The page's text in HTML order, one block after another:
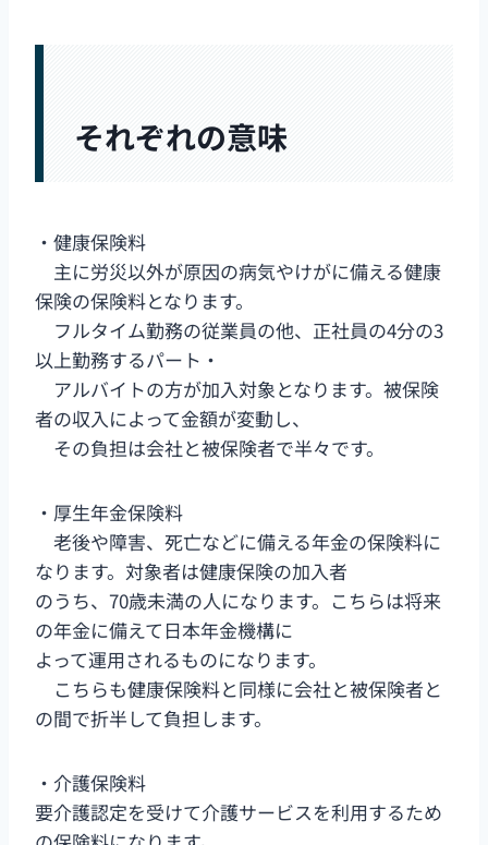
それぞれの意味
・健康保険料
主に労災以外が原因の病気やけがに備える健康
保険の保険料となります。
フルタイム勤務の従業員の他、正社員の4分の3
以上勤務するパート・
アルバイトの方が加入対象となります。被保険
者の収入によって金額が変動し、
その負担は会社と被保険者で半々です。
・厚生年金保険料
老後や障害、死亡などに備える年金の保険料に
なります。対象者は健康保険の加入者
のうち、70歳未満の人になります。こちらは将来
の年金に備えて日本年金機構に
よって運用されるものになります。
こちらも健康保険料と同様に会社と被保険者と
の間で折半して負担します。
・介護保険料
要介護認定を受けて介護サービスを利用するため